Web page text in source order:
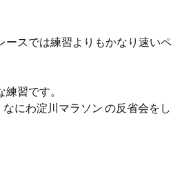
ースでは練習よりもかなり速いペ
習です。
にわ淀川マラソン の反省会をし